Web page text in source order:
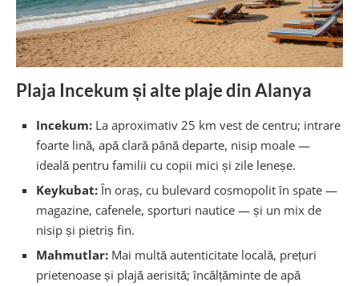
Plaja Incekum și alte plaje din Alanya
Incekum: La aproximativ 25 km vest de centru; intrare
foarte lină, apă clară până departe, nisip moale —
ideală pentru familii cu copii mici și zile leneșe.
Keykubat:În oraș, cu bulevard cosmopolit în spate —
magazine, cafenele, sporturi nautice — și un mix de
nisip și pietriș fin.
Mahmutlar: Mai multă autenticitate locală, prețuri
prietenoase și plajă aerisită; încălțăminte de apă